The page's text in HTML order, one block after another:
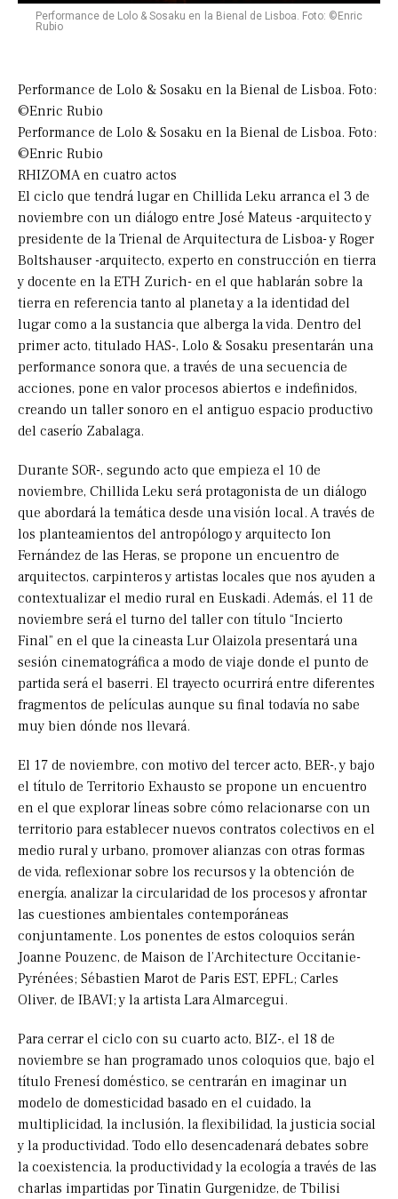
Performance de Lolo & Sosaku en la Bienal de Lisboa. Foto: ©Enric
Rubio
Performance de Lolo & Sosaku en la Bienal de Lisboa. Foto:
©Enric Rubio
Performance de Lolo & Sosaku en la Bienal de Lisboa. Foto:
©Enric Rubio
RHIZOMA en cuatro actos
El ciclo que tendrá lugar en Chillida Leku arranca el 3 de
noviembre con un diálogo entre José Mateus -arquitecto y
presidente de la Trienal de Arquitectura de Lisboa- y Roger
Boltshauser -arquitecto, experto en construcción en tierra
y docente en la ETH Zurich- en el que hablarán sobre la
tierra en referencia tanto al planeta y a la identidad del
lugar como a la sustancia que alberga la vida. Dentro del
primer acto, titulado HAS-, Lolo & Sosaku presentarán una
performance sonora que, a través de una secuencia de
acciones, pone en valor procesos abiertos e indefinidos,
creando un taller sonoro en el antiguo espacio productivo
del caserío Zabalaga.
Durante SOR-, segundo acto que empieza el 10 de
noviembre, Chillida Leku será protagonista de un diálogo
que abordará la temática desde una visión local. A través de
los planteamientos del antropólogo y arquitecto Ion
Fernández de las Heras, se propone un encuentro de
arquitectos, carpinteros y artistas locales que nos ayuden a
contextualizar el medio rural en Euskadi. Además, el 11 de
noviembre será el turno del taller con título “Incierto
Final” en el que la cineasta Lur Olaizola presentará una
sesión cinematográfica a modo de viaje donde el punto de
partida será el baserri. El trayecto ocurrirá entre diferentes
fragmentos de películas aunque su final todavía no sabe
muy bien dónde nos llevará.
El 17 de noviembre, con motivo del tercer acto, BER-, y bajo
el título de Territorio Exhausto se propone un encuentro
en el que explorar líneas sobre cómo relacionarse con un
territorio para establecer nuevos contratos colectivos en el
medio rural y urbano, promover alianzas con otras formas
de vida, reflexionar sobre los recursos y la obtención de
energía, analizar la circularidad de los procesos y afrontar
las cuestiones ambientales contemporáneas
conjuntamente. Los ponentes de estos coloquios serán
Joanne Pouzenc, de Maison de l’Architecture Occitanie-
Pyrénées; Sébastien Marot de Paris EST, EPFL; Carles
Oliver, de IBAVI; y la artista Lara Almarcegui.
Para cerrar el ciclo con su cuarto acto, BIZ-, el 18 de
noviembre se han programado unos coloquios que, bajo el
título Frenesí doméstico, se centrarán en imaginar un
modelo de domesticidad basado en el cuidado, la
multiplicidad, la inclusión, la flexibilidad, la justicia social
y la productividad. Todo ello desencadenará debates sobre
la coexistencia, la productividad y la ecología a través de las
charlas impartidas por Tinatin Gurgenidze, de Tbilisi